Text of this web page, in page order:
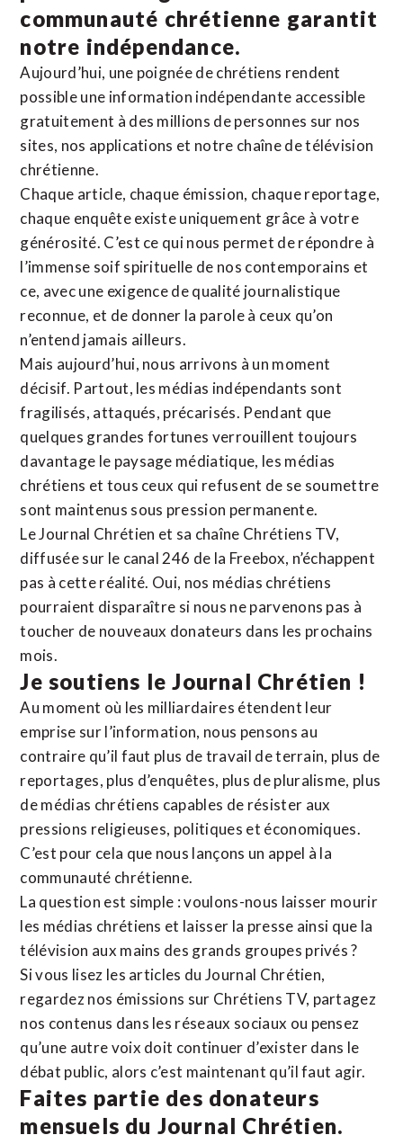
communauté chrétienne garantit
notre indépendance.
Aujourd’hui, une poignée de chrétiens rendent
possible une information indépendante accessible
gratuitement à des millions de personnes sur nos
sites, nos applications et notre chaîne de télévision
chrétienne.
Chaque article, chaque émission, chaque reportage,
chaque enquête existe uniquement grâce à votre
générosité. C’est ce qui nous permet de répondre à
l’immense soif spirituelle de nos contemporains et
ce, avec une exigence de qualité journalistique
reconnue, et de donner la parole à ceux qu’on
n’entend jamais ailleurs.
Mais aujourd’hui, nous arrivons à un moment
décisif. Partout, les médias indépendants sont
fragilisés, attaqués, précarisés. Pendant que
quelques grandes fortunes verrouillent toujours
davantage le paysage médiatique, les médias
chrétiens et tous ceux qui refusent de se soumettre
sont maintenus sous pression permanente.
Le Journal Chrétien et sa chaîne Chrétiens TV,
diffusée sur le canal 246 de la Freebox, n’échappent
pas à cette réalité. Oui, nos médias chrétiens
pourraient disparaître si nous ne parvenons pas à
toucher de nouveaux donateurs dans les prochains
mois.
Je soutiens le Journal Chrétien !
Au moment où les milliardaires étendent leur
emprise sur l’information, nous pensons au
contraire qu’il faut plus de travail de terrain, plus de
reportages, plus d’enquêtes, plus de pluralisme, plus
de médias chrétiens capables de résister aux
pressions religieuses, politiques et économiques.
C’est pour cela que nous lançons un appel à la
communauté chrétienne.
La question est simple : voulons-nous laisser mourir
les médias chrétiens et laisser la presse ainsi que la
télévision aux mains des grands groupes privés ?
Si vous lisez les articles du Journal Chrétien,
regardez nos émissions sur Chrétiens TV, partagez
nos contenus dans les réseaux sociaux ou pensez
qu’une autre voix doit continuer d’exister dans le
débat public, alors c’est maintenant qu’il faut agir.
Faites partie des donateurs
mensuels du Journal Chrétien.